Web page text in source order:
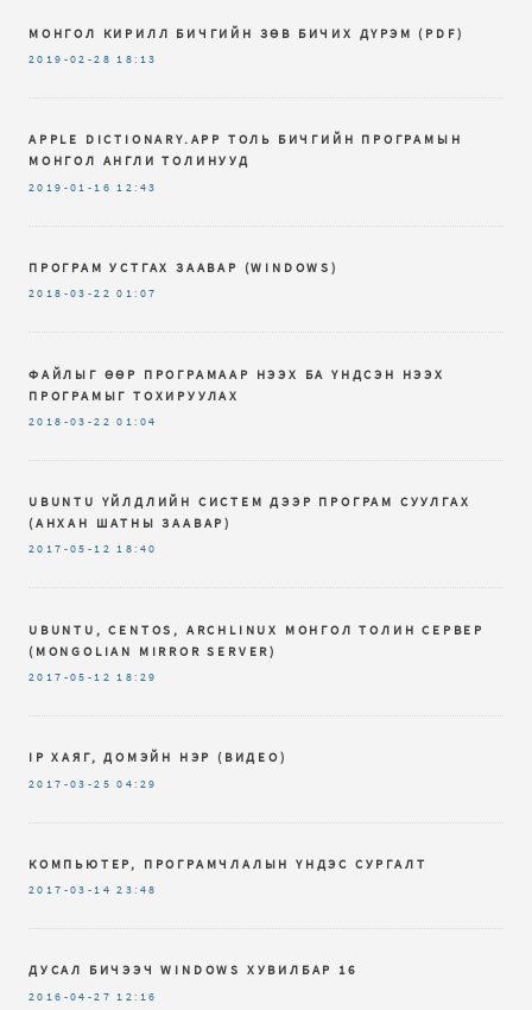
МОНГОЛ КИРИЛЛ БИЧГИЙН ЗѲВ БИЧИХ ДҮРЭМ (PDF)
2019-02-28 18:13
APPLE DICTIONARY.APP ТОЛЬ БИЧГИЙН ПРОГРАМЫН
МОНГОЛ АНГЛИ ТОЛИНУУД
2019-01-16 12:43
ПРОГРАМ УСТГАХ ЗААВАР (WINDOWS)
2018-03-22 01:07
ФАЙЛЫГ ӨӨР ПРОГРАМААР НЭЭХ БА ҮНДСЭН НЭЭХ
ПРОГРАМЫГ ТОХИРУУЛАХ
2018-03-22 01:04
UBUNTU ҮЙЛДЛИЙН СИСТЕМ ДЭЭР ПРОГРАМ СУУЛГАХ
(АНХАН ШАТНЫ ЗААВАР)
2017-05-12 18:40
UBUNTU, CENTOS, ARCHLINUX МОНГОЛ ТОЛИН СЕРВЕР
(MONGOLIAN MIRROR SERVER)
2017-05-12 18:29
IP ХАЯГ, ДОМЭЙН НЭР (ВИДЕО)
2017-03-25 04:29
КОМПЬЮТЕР, ПРОГРАМЧЛАЛЫН ҮНДЭС СУРГАЛТ
2017-03-14 23:48
ДУСАЛ БИЧЭЭЧ WINDOWS ХУВИЛБАР 16
2016-04-27 12:16